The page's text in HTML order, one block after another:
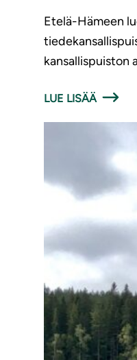
Etelä-Hämeen
kansallispuiston
LUE LISÄÄ